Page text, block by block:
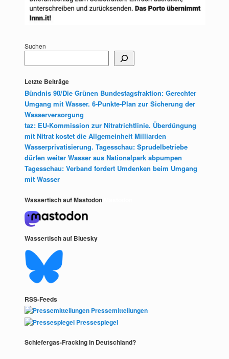
Suchen
Letzte Beiträge
Bündnis 90/Die Grünen Bundestagsfraktion: Gerechter
Umgang mit Wasser. 6-Punkte-Plan zur Sicherung der
Wasserversorgung
taz: EU-Kommission zur Nitratrichtlinie. Überdüngung
mit Nitrat kostet die Allgemeinheit Milliarden
Wasserprivatisierung. Tagesschau: Sprudelbetriebe
dürfen weiter Wasser aus Nationalpark abpumpen
Tagesschau: Verband fordert Umdenken beim Umgang
mit Wasser
Wassertisch auf Mastodon
Wassertisch auf Bluesky
RSS-Feeds
Pressemitteilungen
Pressespiegel
Schiefergas-Fracking in Deutschland?